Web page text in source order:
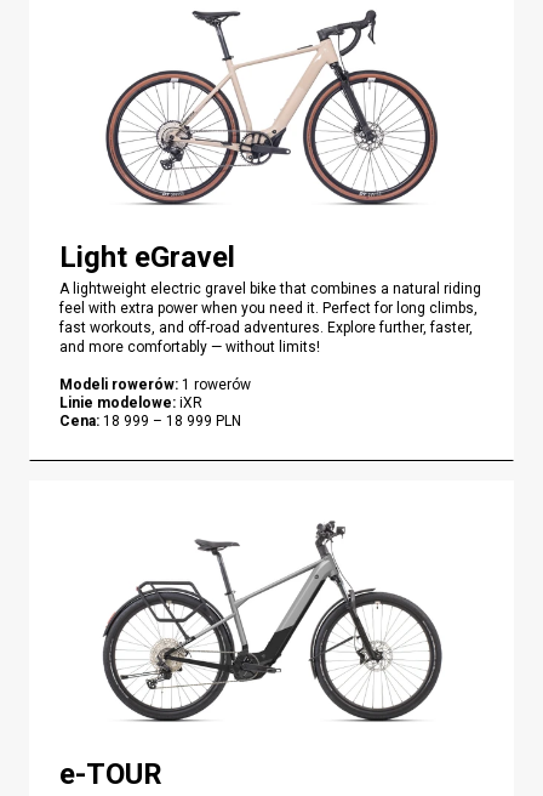
Light eGravel
A lightweight electric gravel bike that combines a natural riding
feel with extra power when you need it. Perfect for long climbs,
fast workouts, and off-road adventures. Explore further, faster,
and more comfortably — without limits!
Modeli rowerów: 1 rowerów
Linie modelowe: iXR
Cena: 18 999 – 18 999 PLN
e-TOUR